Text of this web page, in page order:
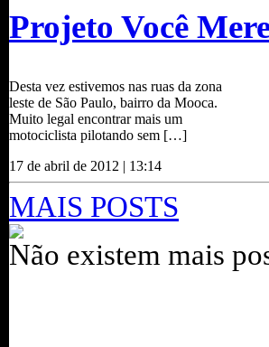
Projeto Você
Desta vez estivemos nas ruas da zona
leste de São Paulo, bairro da Mooca.
Muito legal encontrar mais um
motociclista pilotando sem […]
17 de abril de 2012 | 13:14
MAIS POSTS
Não existem mais